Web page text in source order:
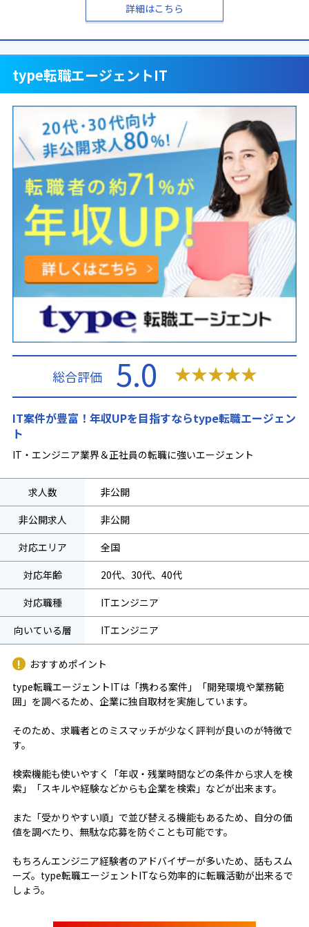
詳細はこちら
type転職エージェントIT
IT案件が豊富！年収UPを目指すならtype転職エージェン
ト
IT・エンジニア業界＆正社員の転職に強いエージェント
総合評価 5.0 ★★★★★
求人数
非公開
非公開求人
非公開
対応エリア
全国
対応年齢
20代、30代、40代
対応職種
ITエンジニア
向いている層
ITエンジニア
おすすめポイント
type転職エージェントITは「携わる案件」「開発環境や業務範
囲」を調べるため、企業に独自取材を実施しています。
そのため、求職者とのミスマッチが少なく評判が良いのが特徴で
す。
検索機能も使いやすく「年収・残業時間などの条件から求人を検
索」「スキルや経験などからも企業を検索」などが出来ます。
また「受かりやすい順」で並び替える機能もあるため、自分の価
値を調べたり、無駄な応募を防ぐことも可能です。
もちろんエンジニア経験者のアドバイザーが多いため、話もスム
ーズ。type転職エージェントITなら効率的に転職活動が出来るで
しょう。